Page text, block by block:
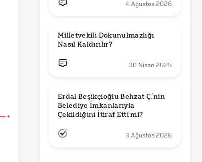
4 Ağustos 2026
Milletvekili Dokunulmazlığı
Nasıl Kaldırılır?
30 Nisan 2025
Erdal Beşikçioğlu Behzat Ç.’nin
Belediye İmkanlarıyla
3 Ağustos 2026